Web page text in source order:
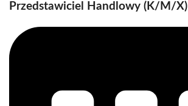
Przedstawiciel Handlowy (K/M/X)